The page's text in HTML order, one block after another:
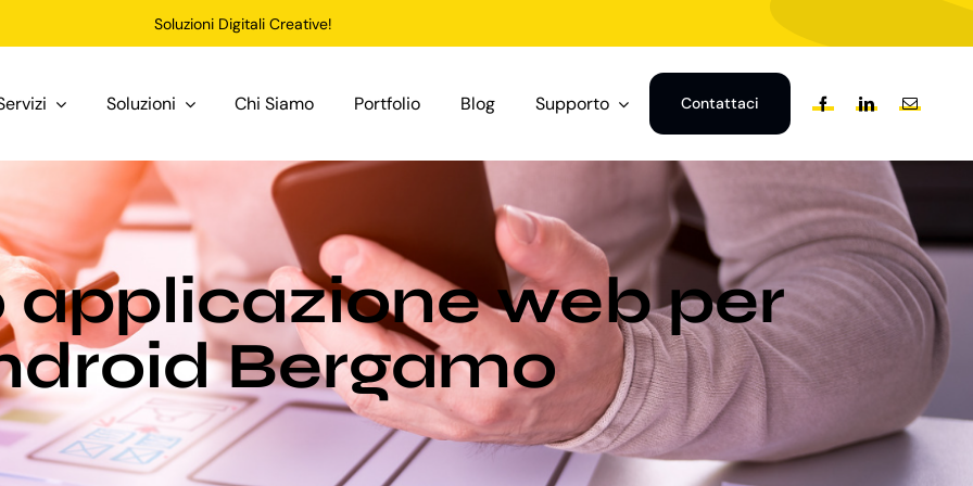
Soluzioni Digitali Creative!
Soluzioni Chi Siamo Portfolio Blog Supporto Contattaci
applicazione web per
Bergamo